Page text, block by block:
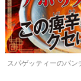
スパゲッティーのパ